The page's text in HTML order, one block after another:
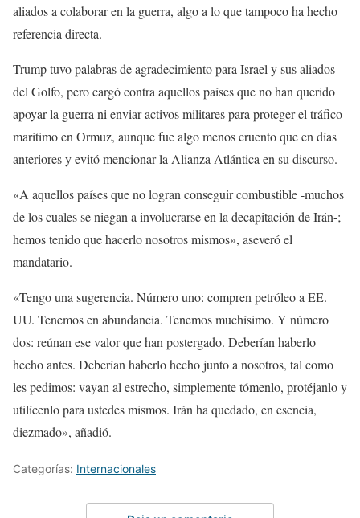
aliados a colaborar en la guerra, algo a lo que tampoco ha hecho
referencia directa.
Trump tuvo palabras de agradecimiento para Israel y sus aliados
del Golfo, pero cargó contra aquellos países que no han querido
apoyar la guerra ni enviar activos militares para proteger el tráfico
marítimo en Ormuz, aunque fue algo menos cruento que en días
anteriores y evitó mencionar la Alianza Atlántica en su discurso.
«A aquellos países que no logran conseguir combustible -muchos
de los cuales se niegan a involucrarse en la decapitación de Irán-;
hemos tenido que hacerlo nosotros mismos», aseveró el
mandatario.
«Tengo una sugerencia. Número uno: compren petróleo a EE.
UU. Tenemos en abundancia. Tenemos muchísimo. Y número
dos: reúnan ese valor que han postergado. Deberían haberlo
hecho antes. Deberían haberlo hecho junto a nosotros, tal como
les pedimos: vayan al estrecho, simplemente tómenlo, protéjanlo y
utilícenlo para ustedes mismos. Irán ha quedado, en esencia,
diezmado», añadió.
Categorías: Internacionales